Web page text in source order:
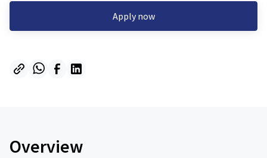
Apply now
Overview